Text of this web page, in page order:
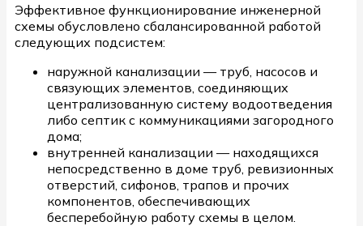
Эффективное функционирование инженерной
схемы обусловлено сбалансированной работой
следующих подсистем:
наружной канализации — труб, насосов и
связующих элементов, соединяющих
централизованную систему водоотведения
либо септик с коммуникациями загородного
дома;
внутренней канализации — находящихся
непосредственно в доме труб, ревизионных
отверстий, сифонов, трапов и прочих
компонентов, обеспечивающих
бесперебойную работу схемы в целом.